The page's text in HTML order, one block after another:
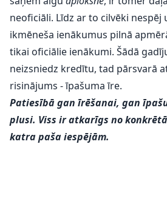
neoficiāli. Līdz ar to cilvēki nespēj
ikmēneša ienākumus pilnā
tikai oficiālie ienākumi. Šādā
neizsniedz kredītu, tad pārsvarā
risinājums - īpašuma īre.
Patiesībā gan īrēšanai, gan
plusi. Viss ir atkarīgs no
katra paša iespējām.